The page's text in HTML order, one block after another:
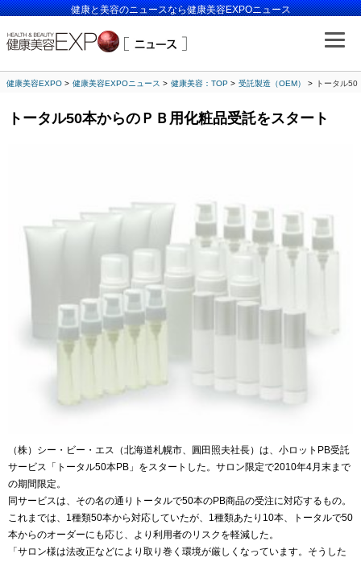
健康と美容のニュースなら健康美容EXPOニュース
健康美容EXPO 健康美容EXPOニュース 健康美容：TOP 受託製造（OEM） トータル
トータル50本からのＰＢ用化粧品受託をスタート
（株）シー・ビー・エス（北海道札幌市、圓田照夫社長）は、小ロットPB受託
サービス「トータル50本PB」をスタートした。サロン限定で2010年4月末まで
の期間限定。
同サービスは、その名の通りトータルで50本のPB商品の受注に対応するもの。
これまでは、1種類50本から対応していたが、1種類あたり10本、トータルで50
本からのオーダーにも応じ、より利用者のリスクを軽減した。
「サロン様は法改正などにより取り巻く環境が厳しくなっています。そうした